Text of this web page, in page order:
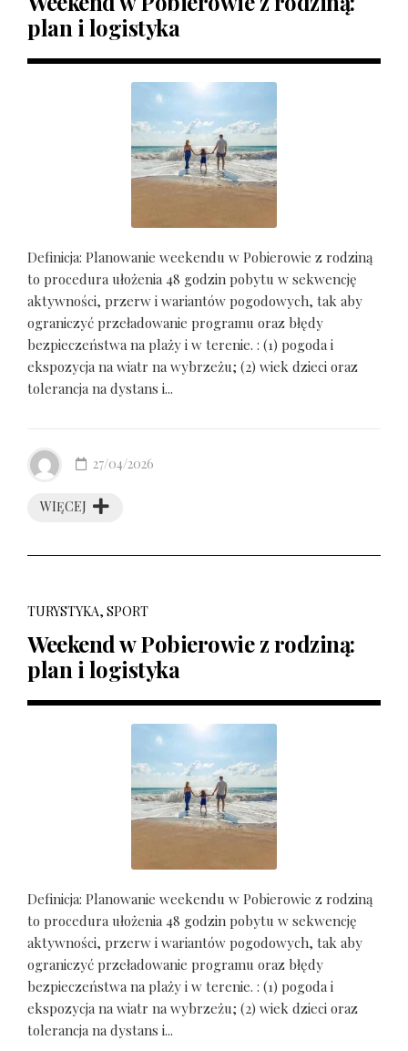
plan i logistyka
Definicja: Planowanie weekendu w Pobierowie z rodziną
to procedura ułożenia 48 godzin pobytu w sekwencję
aktywności, przerw i wariantów pogodowych, tak aby
ograniczyć przeładowanie programu oraz błędy
bezpieczeństwa na plaży i w terenie. : (1) pogoda i
ekspozycja na wiatr na wybrzeżu; (2) wiek dzieci oraz
tolerancja na dystans i...
WIĘCEJ
27/04/2026
TURYSTYKA, SPORT
Weekend w Pobierowie z rodziną:
plan i logistyka
Definicja: Planowanie weekendu w Pobierowie z rodziną
to procedura ułożenia 48 godzin pobytu w sekwencję
aktywności, przerw i wariantów pogodowych, tak aby
ograniczyć przeładowanie programu oraz błędy
bezpieczeństwa na plaży i w terenie. : (1) pogoda i
ekspozycja na wiatr na wybrzeżu; (2) wiek dzieci oraz
tolerancja na dystans i...